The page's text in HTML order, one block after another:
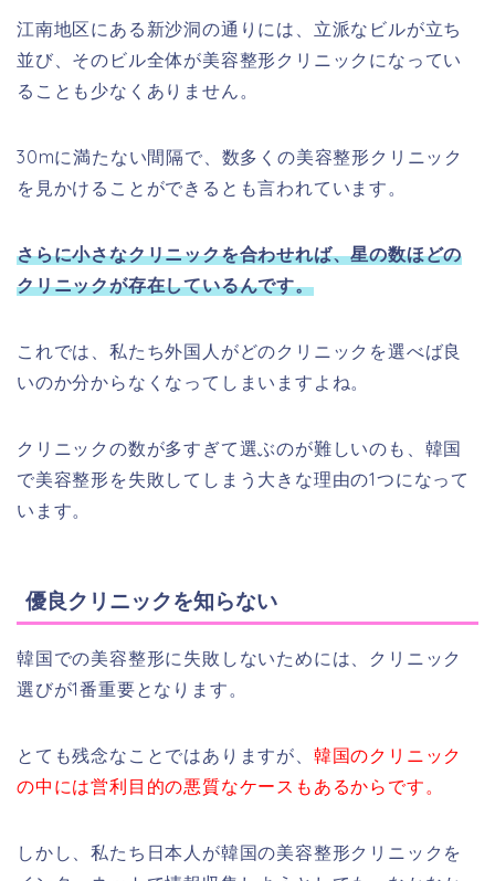
江南地区にある新沙洞の通りには、立派なビルが立ち
並び、そのビル全体が美容整形クリニックになってい
ることも少なくありません。
30mに満たない間隔で、数多くの美容整形クリニック
を見かけることができるとも言われています。
さらに小さなクリニックを合わせれば、星の数ほどの
クリニックが存在しているんです。
これでは、私たち外国人がどのクリニックを選べば良
いのか分からなくなってしまいますよね。
クリニックの数が多すぎて選ぶのが難しいのも、韓国
で美容整形を失敗してしまう大きな理由の1つになって
います。
優良クリニックを知らない
韓国での美容整形に失敗しないためには、クリニック
選びが1番重要となります。
とても残念なことではありますが、 韓国のクリニック
の中には営利目的の悪質なケースもあるからです。
しかし、私たち日本人が韓国の美容整形クリニックを